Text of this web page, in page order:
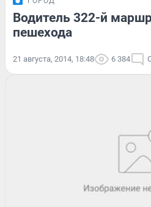
Водитель 322-й
пешехода
21 августа, 2014, 18:48 6 384